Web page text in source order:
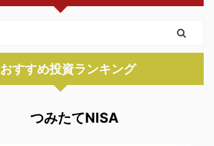
おすすめ投資ランキング
つみたてNISA